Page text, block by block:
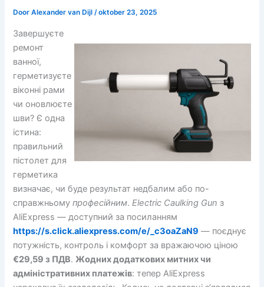
DoorAlexander van Dijl/oktober 23, 2025
Завершуєте
ремонт
ванної,
герметизуєте
віконні рами
чи оновлюєте
шви? Є одна
істина:
правильний
пістолет для
герметика
визначає, чи буде результат недбалим або по-
справжньомупрофесійним.Electric Caulking Gun з
AliExpress — доступний за посиланням
https://s.click.aliexpress.com/e/_c3oaZaN9 — поєднує
потужність, контроль і комфорт за вражаючою ціною
€29,59 з ПДВ.Жодних додаткових митних чи
адміністративних платежів: тепер AliExpress